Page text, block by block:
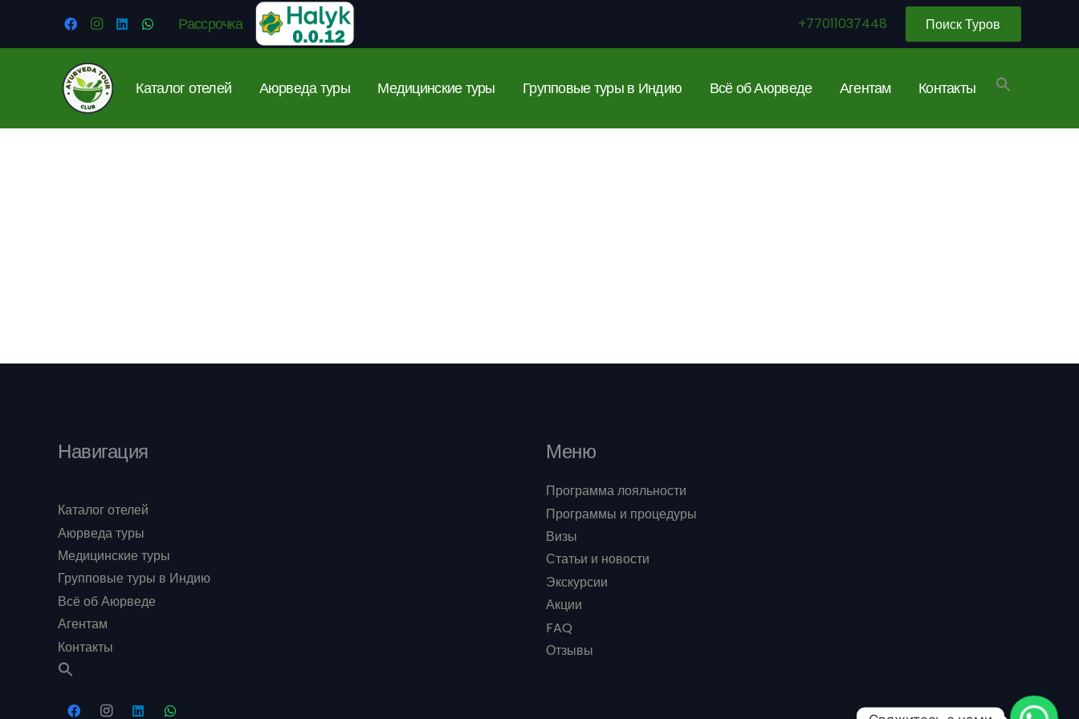
Рассрочка +77011037448 Поиск Туров
Каталог отелей Аюрведа туры Медицинские туры Групповые туры в Индию Всё об Аюрведе Агентам Контакты
Навигация
Каталог отелей
Аюрведа туры
Медицинские туры
Групповые туры в Индию
Всё об Аюрведе
Агентам
Контакты
Меню
Программа лояльности
Программы и процедуры
Визы
Статьи и новости
Экскурсии
Акции
FAQ
Отзывы